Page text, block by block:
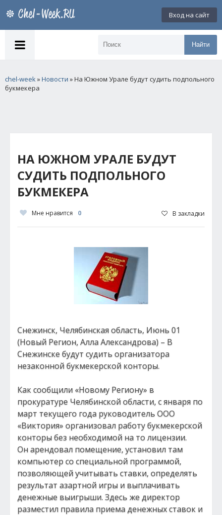
Вход на сайт
Найти
chel-week»Новости » На Южном Урале будут судить подпольного
букмекера
НА ЮЖНОМ УРАЛЕ БУДУТ
СУДИТЬ ПОДПОЛЬНОГО
БУКМЕКЕРА
Мне нравится 0 В закладки
Снежинск, Челябинская область, Июнь 01
(Новый Регион, Алла Александрова) – В
Снежинске будут судить организатора
незаконной букмекерской конторы.
Как сообщили «Новому Региону» в
прокуратуре Челябинской области, с января по
март текущего года руководитель ООО
«Виктория» организовал работу букмекерской
конторы без необходимой на то лицензии.
Он арендовал помещение, установил там
компьютер со специальной программой,
позволяющей учитывать ставки, определять
результат азартной игры и выплачивать
денежные выигрыши. Здесь же директор
разместил правила приема денежных ставок и